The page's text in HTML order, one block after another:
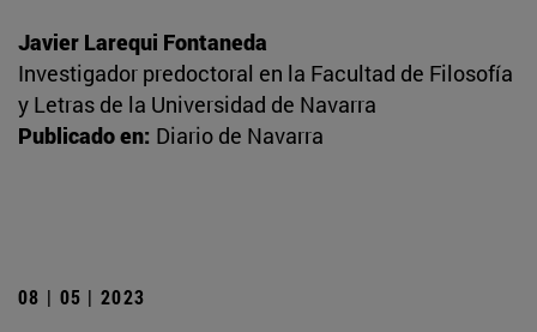
Javier Larequi Fontaneda
Investigador predoctoral en la Facultad de Filosofía
y Letras de la Universidad de Navarra
Publicado en: Diario de Navarra
08 | 05 | 2023